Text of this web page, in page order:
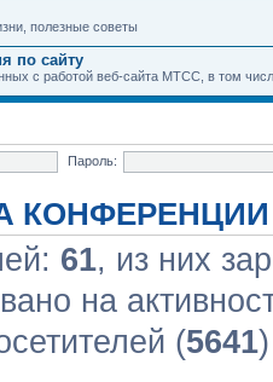
полезные советы
по сайту
с работой веб-сайта МТСС, в том
Пароль:
КОНФЕРЕНЦИИ
61, из них
на
(5641